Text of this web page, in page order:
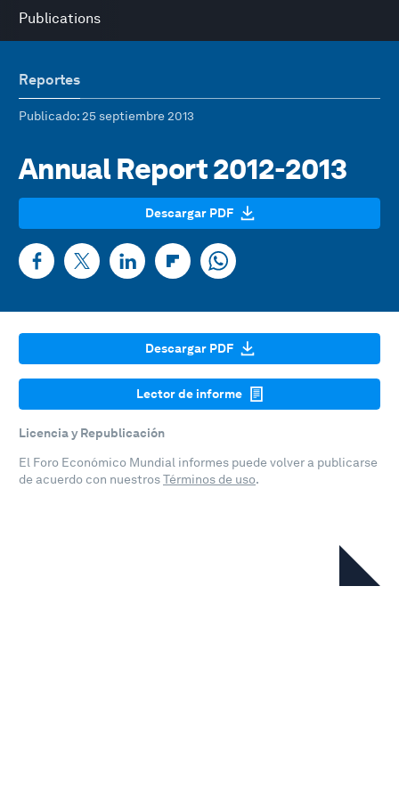
Publications
Reportes
Publicado: 25 septiembre 2013
Annual Report 2012-2013
Descargar PDF
Descargar PDF
Lector de informe
Licencia y Republicación
El Foro Económico Mundial informes puede volver a publicarse
de acuerdo con nuestrosTérminos de uso.